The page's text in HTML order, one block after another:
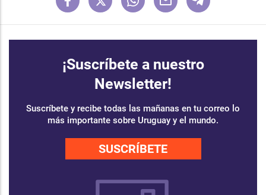
¡Suscríbete a nuestro
Newsletter!
Suscríbete y recibe todas las mañanas en tu correo lo
más importante sobre Uruguay y el mundo.
SUSCRÍBETE